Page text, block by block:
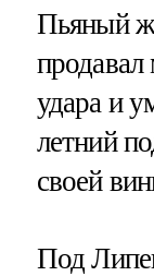
Пьяный
удара и
летний
своей
Под